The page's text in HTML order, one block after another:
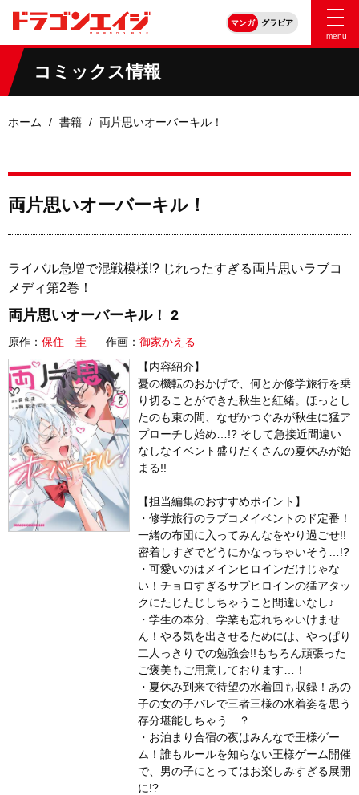
マンガ
グラビア
menu
コミックス情報
ホーム 書籍 両片思いオーバーキル！
両片思いオーバーキル！
ライバル急増で混戦模様!? じれったすぎる両片思いラブコ
メディ第2巻！
両片思いオーバーキル！ 2
原作： 保住 圭 作画： 御家かえる
【内容紹介】
憂の機転のおかげで、何とか修学旅行を乗
り切ることができた秋生と紅緒。ほっとし
たのも束の間、なぜかつぐみが秋生に猛ア
プローチし始め…!? そして急接近間違い
なしなイベント盛りだくさんの夏休みが始
まる!!
【担当編集のおすすめポイント】
・修学旅行のラブコメイベントのド定番！
一緒の布団に入ってみんなをやり過ごせ!!
密着しすぎでどうにかなっちゃいそう…!?
・可愛いのはメインヒロインだけじゃな
い！チョロすぎるサブヒロインの猛アタッ
クにたじたじしちゃうこと間違いなし♪
・学生の本分、学業も忘れちゃいけませ
ん！やる気を出させるためには、やっぱり
二人っきりでの勉強会!!もちろん頑張った
ご褒美もご用意しております…！
・夏休み到来で待望の水着回も収録！あの
子の女の子バレで三者三様の水着姿を思う
存分堪能しちゃう…？
・お泊まり合宿の夜はみんなで王様ゲー
ム！誰もルールを知らない王様ゲーム開催
で、男の子にとってはお楽しみすぎる展開
に!?